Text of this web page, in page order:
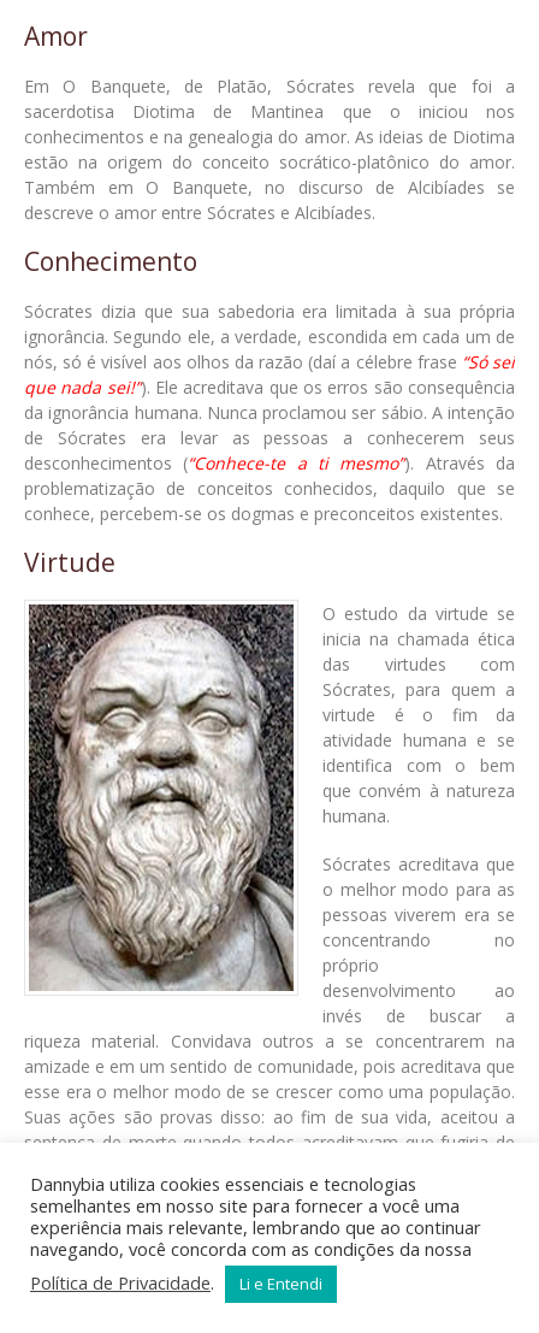
Amor
Em O Banquete, de Platão, Sócrates revela que foi a
sacerdotisa Diotima de Mantinea que o iniciou nos
conhecimentos e na genealogia do amor. As ideias de Diotima
estão na origem do conceito socrático-platônico do amor.
Também em O Banquete, no discurso de Alcibíades se
descreve o amor entre Sócrates e Alcibíades.
Conhecimento
Sócrates dizia que sua sabedoria era limitada à sua própria
ignorância. Segundo ele, a verdade, escondida em cada um de
nós, só é visível aos olhos da razão (daí a célebre frase “Só sei
que nada sei!”). Ele acreditava que os erros são consequência
da ignorância humana. Nunca proclamou ser sábio. A intenção
de Sócrates era levar as pessoas a conhecerem seus
desconhecimentos (“Conhece-te a ti mesmo”). Através da
problematização de conceitos conhecidos, daquilo que se
conhece, percebem-se os dogmas e preconceitos existentes.
Virtude
O estudo da virtude se
inicia na chamada ética
das virtudes com
Sócrates, para quem a
virtude é o fim da
atividade humana e se
identifica com o bem
que convém à natureza
humana.
Sócrates acreditava que
o melhor modo para as
pessoas viverem era se
concentrando no
próprio
desenvolvimento ao
invés de buscar a
riqueza material. Convidava outros a se concentrarem na
amizade e em um sentido de comunidade, pois acreditava que
esse era o melhor modo de se crescer como uma população.
Suas ações são provas disso: ao fim de sua vida, aceitou a
sentença de morte quando todos acreditavam que fugiria de
comunidade. Acreditava que os seres humanos possuíam
certas virtudes, tanto filosóficas quanto intelectuais. Dizia que
a virtude era a mais importante de todas as coisas.
Política
Dannybia utiliza cookies essenciais e tecnologias
semelhantes em nosso site para fornecer a você uma
experiência mais relevante, lembrando que ao continuar
navegando, você concorda com as condições da nossa
Política de Privacidade. Li e Entendi